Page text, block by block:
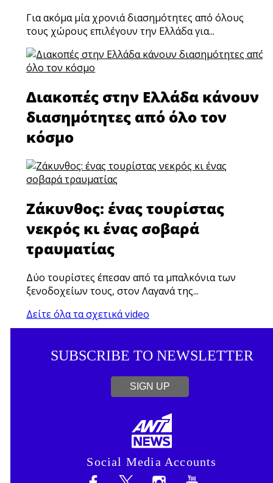
Για ακόμα μία χρονιά διασημότητες από όλους
τους χώρους επιλέγουν την Ελλάδα για...
Διακοπές στην Ελλάδα κάνουν
διασημότητες από όλο τον
κόσμο
Ζάκυνθος: ένας τουρίστας
νεκρός κι ένας σοβαρά
τραυματίας
Δύο τουρίστες έπεσαν από τα μπαλκόνια των
ξενοδοχείων τους, στον Λαγανά της...
Δείτε όλα τα σχετικά video
SUBSCRIBE TO NEWSLETTER
SIGN UP
Social Media Accounts